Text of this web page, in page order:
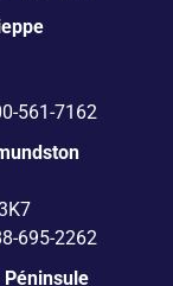
561-7162
695-2262
Péninsule